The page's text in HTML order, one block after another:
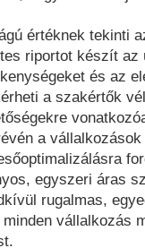
értéknek tekinti
riportot készít az
és az
a szakértők
a
egyszeri áras
rugalmas,
vállalkozás